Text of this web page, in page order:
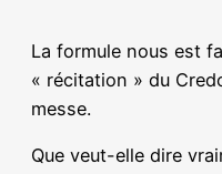
La formule nous est
« récitation » du
messe.
Que veut-elle dire